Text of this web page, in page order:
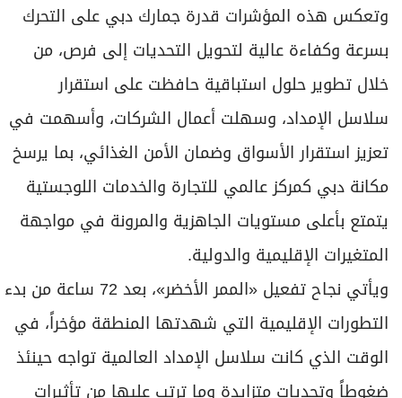
وتعكس هذه المؤشرات قدرة جمارك دبي على التحرك
بسرعة وكفاءة عالية لتحويل التحديات إلى فرص، من
خلال تطوير حلول استباقية حافظت على استقرار
سلاسل الإمداد، وسهلت أعمال الشركات، وأسهمت في
تعزيز استقرار الأسواق وضمان الأمن الغذائي، بما يرسخ
مكانة دبي كمركز عالمي للتجارة والخدمات اللوجستية
يتمتع بأعلى مستويات الجاهزية والمرونة في مواجهة
المتغيرات الإقليمية والدولية.
ويأتي نجاح تفعيل «الممر الأخضر»، بعد 72 ساعة من بدء
التطورات الإقليمية التي شهدتها المنطقة مؤخراً، في
الوقت الذي كانت سلاسل الإمداد العالمية تواجه حينئذ
ضغوطاً وتحديات متزايدة وما ترتب عليها من تأثيرات